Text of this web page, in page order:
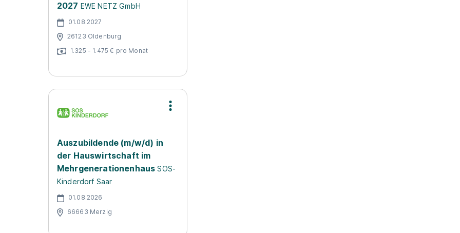
2027 EWE NETZ GmbH
01.08.2027
26123 Oldenburg
1.325 - 1.475 € pro Monat
Auszubildende (m/w/d) in
der Hauswirtschaft im
Mehrgenerationenhaus SOS-
Kinderdorf Saar
01.08.2026
66663 Merzig